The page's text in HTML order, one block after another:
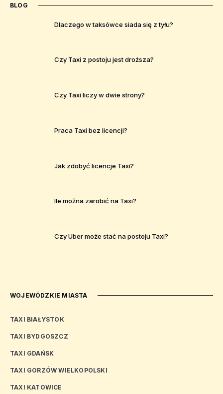
BLOG
Dlaczego w taksówce siada się z tyłu?
Czy Taxi z postoju jest droższa?
Czy Taxi liczy w dwie strony?
Praca Taxi bez licencji?
Jak zdobyć licencje Taxi?
Ile można zarobić na Taxi?
Czy Uber może stać na postoju Taxi?
WOJEWÓDZKIE MIASTA
TAXI BIAŁYSTOK
TAXI BYDGOSZCZ
TAXI GDAŃSK
TAXI GORZÓW WIELKOPOLSKI
TAXI KATOWICE